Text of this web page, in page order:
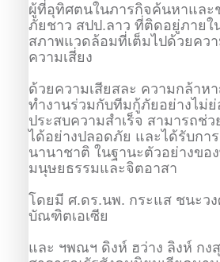
ผู้ที่อุทิศตนในภารกิจค้นหาและ
ภัยชาว สปป.ลาว ที่ติดอยู่ภายใ
สภาพแวดล้อมที่เต็มไปด้วยคว
ความเสี่ยง
ด้วยความเสียสละ ความกล้าห
ทำงานร่วมกับทีมกู้ภัยอย่างไม่
ประสบความสำเร็จ สามารถช่
ได้อย่างปลอดภัย และได้รับกา
นานาชาติ ในฐานะตัวอย่างขอ
มนุษยธรรมและจิตอาสา
โดยมี ศ.ดร.นพ. กระแส ชนะว
บัณฑิตเอเซีย
และ ฯพณฯ ดิงห์ ฮว่าง ลิงห์ กง